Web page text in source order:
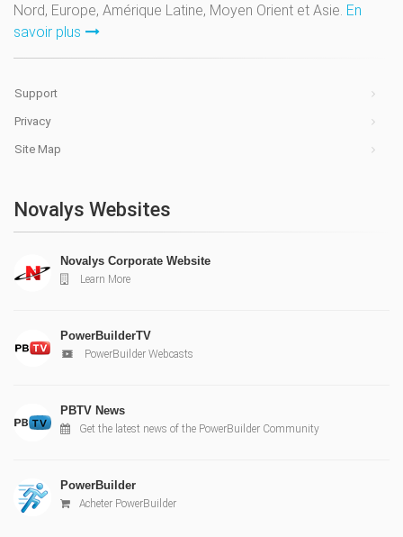
Nord, Europe, Amérique Latine, Moyen Orient et Asie. En
savoir plus
Support
Privacy
Site Map
Novalys Websites
Novalys Corporate Website
Learn More
PowerBuilderTV
PowerBuilder Webcasts
PBTV News
Get the latest news of the PowerBuilder Community
PowerBuilder
Acheter PowerBuilder